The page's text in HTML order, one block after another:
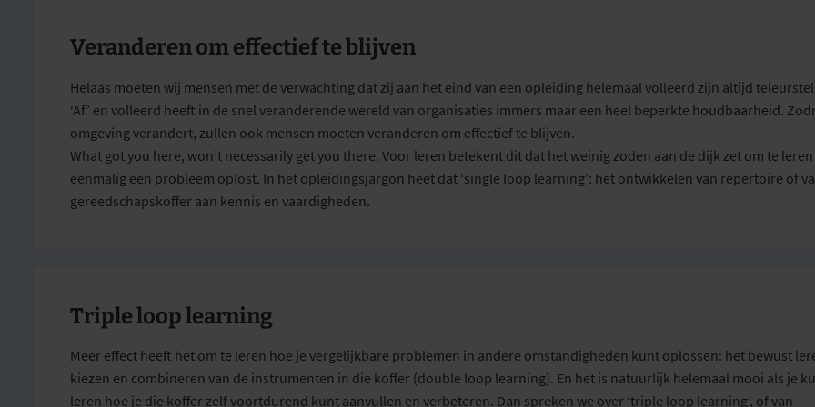
Veranderen om effectief te blijven
Helaas moeten wij mensen met de verwachting dat zij aan het eind van een opleiding helemaal volleerd zijn altijd
‘Af’ en volleerd heeft in de snel veranderende wereld van organisaties immers maar een heel beperkte houdbaarheid.
omgeving verandert, zullen ook mensen moeten veranderen om effectief te blijven.
What gotyou here, won’t necessarily getyou there. Voor leren betekent dit dat het weinig zoden aan de dijk zet om te
eenmalig een probleem oplost. In het opleidingsjargon heet dat ‘single loop learning’: het ontwikkelen van repertoire of
gereedschapskoffer aan kennis en vaardigheden.
Triple looplearning
Meer effect heeft het om te leren hoe je vergelijkbare problemen in andere omstandigheden kunt oplossen: het bewust
kiezen en combineren van de instrumenten in die koffer (double loop learning). En het is natuurlijk helemaal mooi als je
leren hoe je die koffer zelf voortdurend kunt aanvullen en verbeteren. Dan spreken we over ‘triple loop learning’, of van